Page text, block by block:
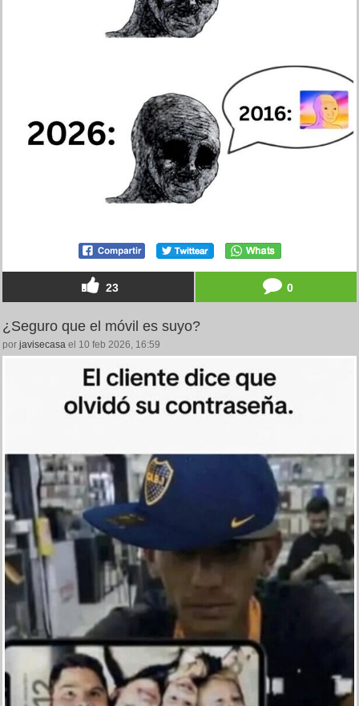
23 0
¿Seguro que el móvil es suyo?
por javisecasa el 10 feb 2026, 16:59